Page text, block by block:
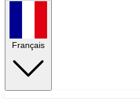
Français